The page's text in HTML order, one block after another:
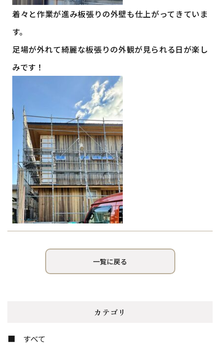
着々と作業が進み板張りの外壁も仕上がってきていま
す。
足場が外れて綺麗な板張りの外観が見られる日が楽し
みです！
一覧に戻る
カテゴリ
すべて